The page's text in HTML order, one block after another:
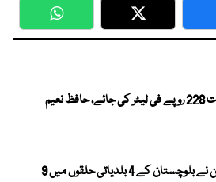
WhatsApp Twitter
پیٹرول کی قیمت 228 روپے فی لیٹر کی جائے، حافظ نعیم
الیکشن کمیشن نے بلوچستان کے 4 بلدیاتی حلقوں میں 9